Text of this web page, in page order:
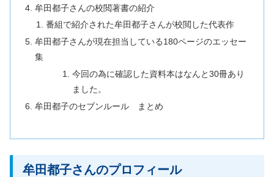
牟田都子さんの校閲著書の紹介
番組で紹介された牟田都子さんが校閲した代表作
牟田都子さんが現在担当している180ページのエッセー
集
今回の為に確認した資料本はなんと30冊あり
ました。
牟田都子のセブンルール まとめ
牟田都子さんのプロフィール